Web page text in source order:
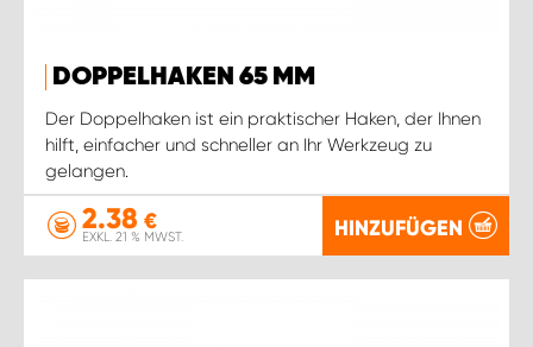
DOPPELHAKEN 65 MM
Der Doppelhaken ist ein praktischer Haken, der Ihnen
hilft, einfacher und schneller an Ihr Werkzeug zu
gelangen.
2.38 €
EXKL. 21 % MWST. HINZUFÜGEN